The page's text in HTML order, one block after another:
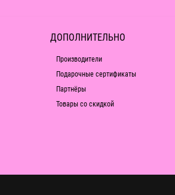
ДОПОЛНИТЕЛЬНО
Производители
Подарочные сертификаты
Партнёры
Товары со скидкой